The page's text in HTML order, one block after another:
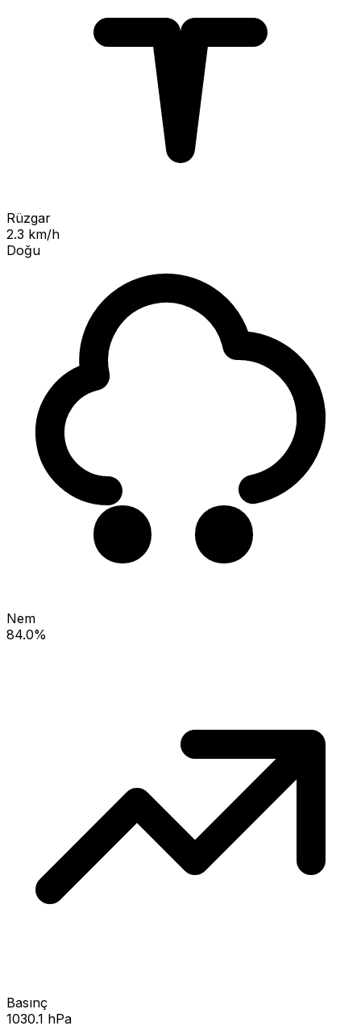
Rüzgar
2.3 km/h
Doğu
Nem
84.0%
Basınç
1030.1 hPa